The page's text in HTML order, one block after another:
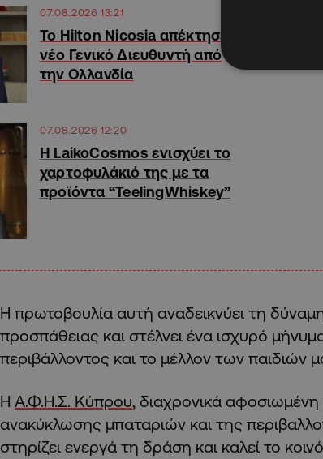
07.08.2026 13:21
Το Hilton Nicosia απέκτησε
νέο Γενικό Διευθυντή από
την Ολλανδία
07.08.2026 12:20
Η LaikoCosmos ενισχύει το
χαρτοφυλάκιό της με τα
προϊόντα “TeelingWhiskey”
Η πρωτοβουλία αυτή αναδεικνύει τη
προσπάθειας και στέλνει ένα ισχυρό
περιβάλλοντος και το μέλλον των παιδιών
Η Α.Φ.Η.Σ. Κύπρου, διαχρονικά
ανακύκλωσης μπαταριών και της
στηρίζει ενεργά τη δράση και καλεί το